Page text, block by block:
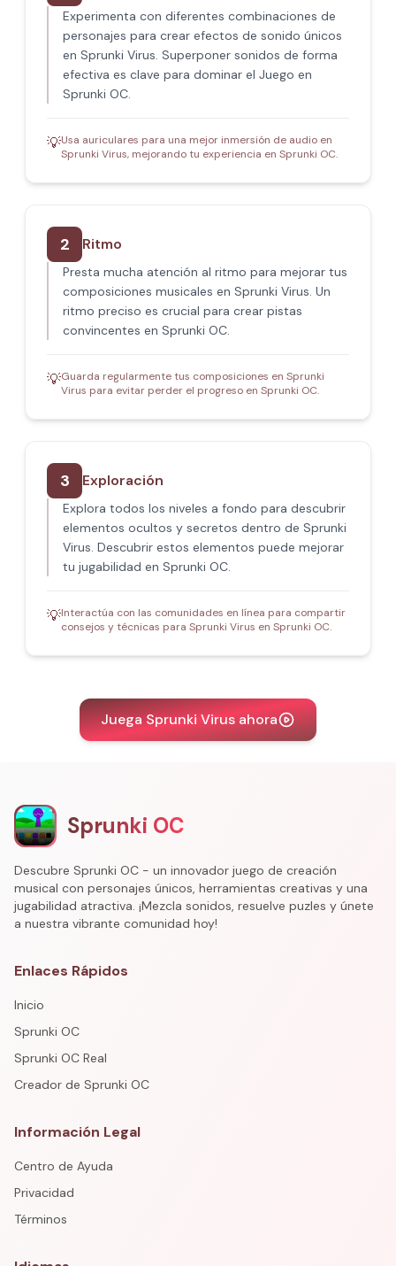
Experimenta con diferentes combinaciones de
personajes para crear efectos de sonido únicos
en Sprunki Virus. Superponer sonidos de forma
efectiva es clave para dominar el Juego en
Sprunki OC.
💡Usa auriculares para una mejor inmersión de audio en
Sprunki Virus, mejorando tu experiencia en Sprunki OC.
2 Ritmo
Presta mucha atención al ritmo para mejorar tus
composiciones musicales en Sprunki Virus. Un
ritmo preciso es crucial para crear pistas
convincentes en Sprunki OC.
💡Guarda regularmente tus composiciones en Sprunki
Virus para evitar perder el progreso en Sprunki OC.
3 Exploración
Explora todos los niveles a fondo para descubrir
elementos ocultos y secretos dentro de Sprunki
Virus. Descubrir estos elementos puede mejorar
tu jugabilidad en Sprunki OC.
💡Interactúa con las comunidades en línea para compartir
consejos y técnicas para Sprunki Virus en Sprunki OC.
Juega Sprunki Virus ahora
Sprunki OC
Descubre Sprunki OC - un innovador juego de creación
musical con personajes únicos, herramientas creativas y una
jugabilidad atractiva. ¡Mezcla sonidos, resuelve puzles y únete
a nuestra vibrante comunidad hoy!
Enlaces Rápidos
Inicio
Sprunki OC
Sprunki OC Real
Creador de Sprunki OC
Información Legal
Centro de Ayuda
Privacidad
Términos